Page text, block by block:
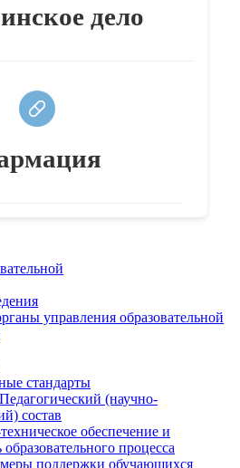
дело
управления образовательной
стандарты
(научно-
состав
обеспечение и
процесса
поддержки обучающихся